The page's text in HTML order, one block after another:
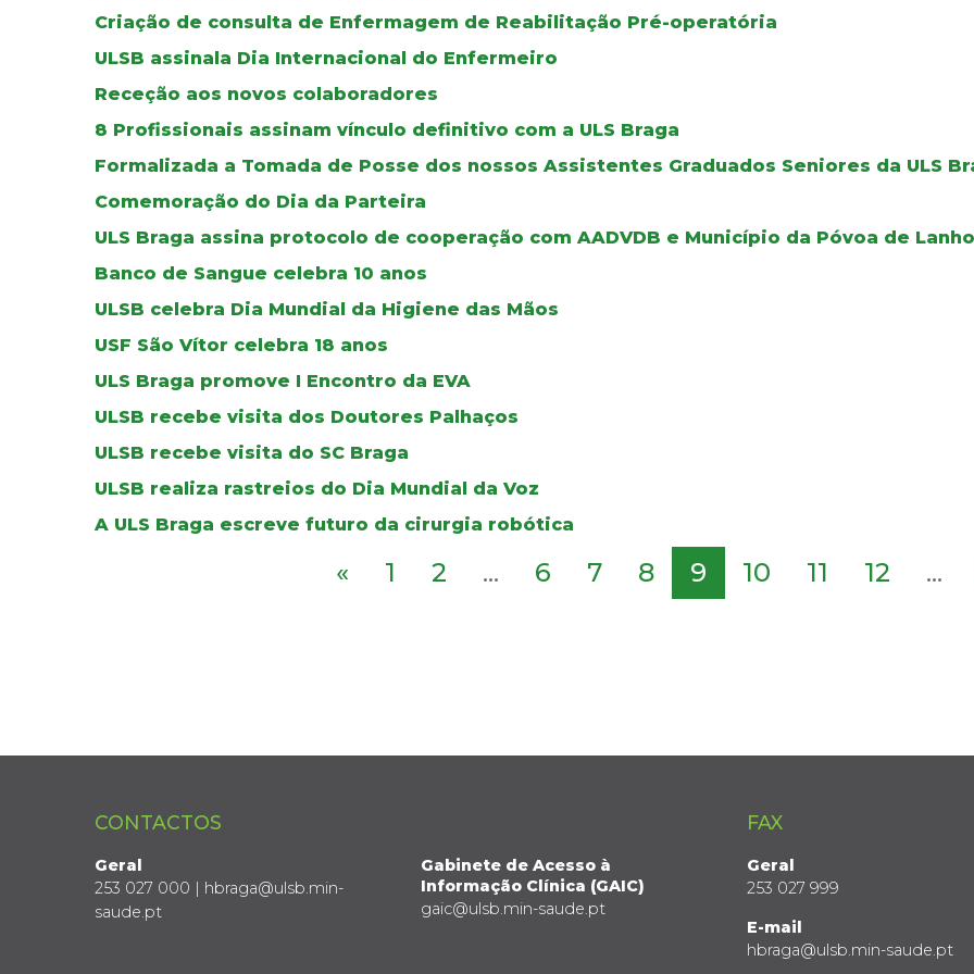
Criação de consulta de Enfermagem de Reabilitação Pré-operatória
ULSB assinala Dia Internacional do Enfermeiro
Receção aos novos colaboradores
8 Profissionais assinam vínculo definitivo com a ULS Braga
Formalizada a Tomada de Posse dos nossos Assistentes Graduados Seniores da ULS
Comemoração do Dia da Parteira
ULS Braga assina protocolo de cooperação com AADVDB e Município da Póvoa de
Banco de Sangue celebra 10 anos
ULSB celebra Dia Mundial da Higiene das Mãos
USF São Vítor celebra 18 anos
ULS Braga promove I Encontro da EVA
ULSB recebe visita dos Doutores Palhaços
ULSB recebe visita do SC Braga
ULSB realiza rastreios do Dia Mundial da Voz
A ULS Braga escreve futuro da cirurgia robótica
« 1 2 ... 6 7 8 9 10 11 12 ...
CONTACTOS
Geral
253 027 000 | hbraga@ulsb.min-
saude.pt
Gabinete de Acesso à
Informação Clínica (GAIC)
gaic@ulsb.min-saude.pt
FAX
Geral
253 027 999
E-mail
hbraga@ulsb.min-saude.pt